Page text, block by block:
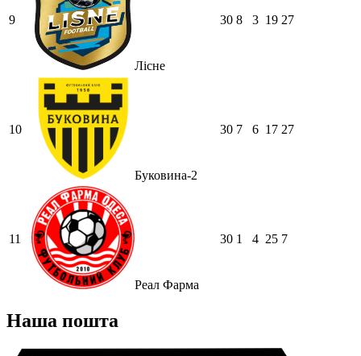
9
Лісне
30 8 3 19 27
10
Буковина-2
30 7 6 17 27
11
Реал Фарма
30 1 4 25 7
Наша пошта